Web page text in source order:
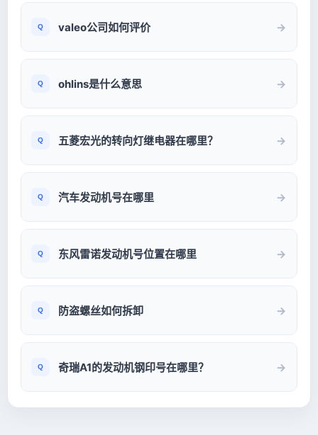
valeo公司如何评价
ohlins是什么意思
五菱宏光的转向灯继电器在哪里？
汽车发动机号在哪里
东风雷诺发动机号位置在哪里
防盗螺丝如何拆卸
奇瑞A1的发动机钢印号在哪里？